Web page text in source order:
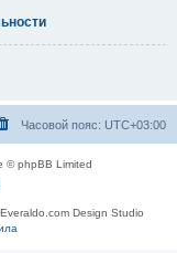
Часовой пояс: UTC+03:00
© phpBB Limited
Design Studio